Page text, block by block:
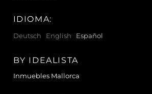
IDIOMA:
Deutsch English Español
BY IDEALISTA
Inmuebles Mallorca